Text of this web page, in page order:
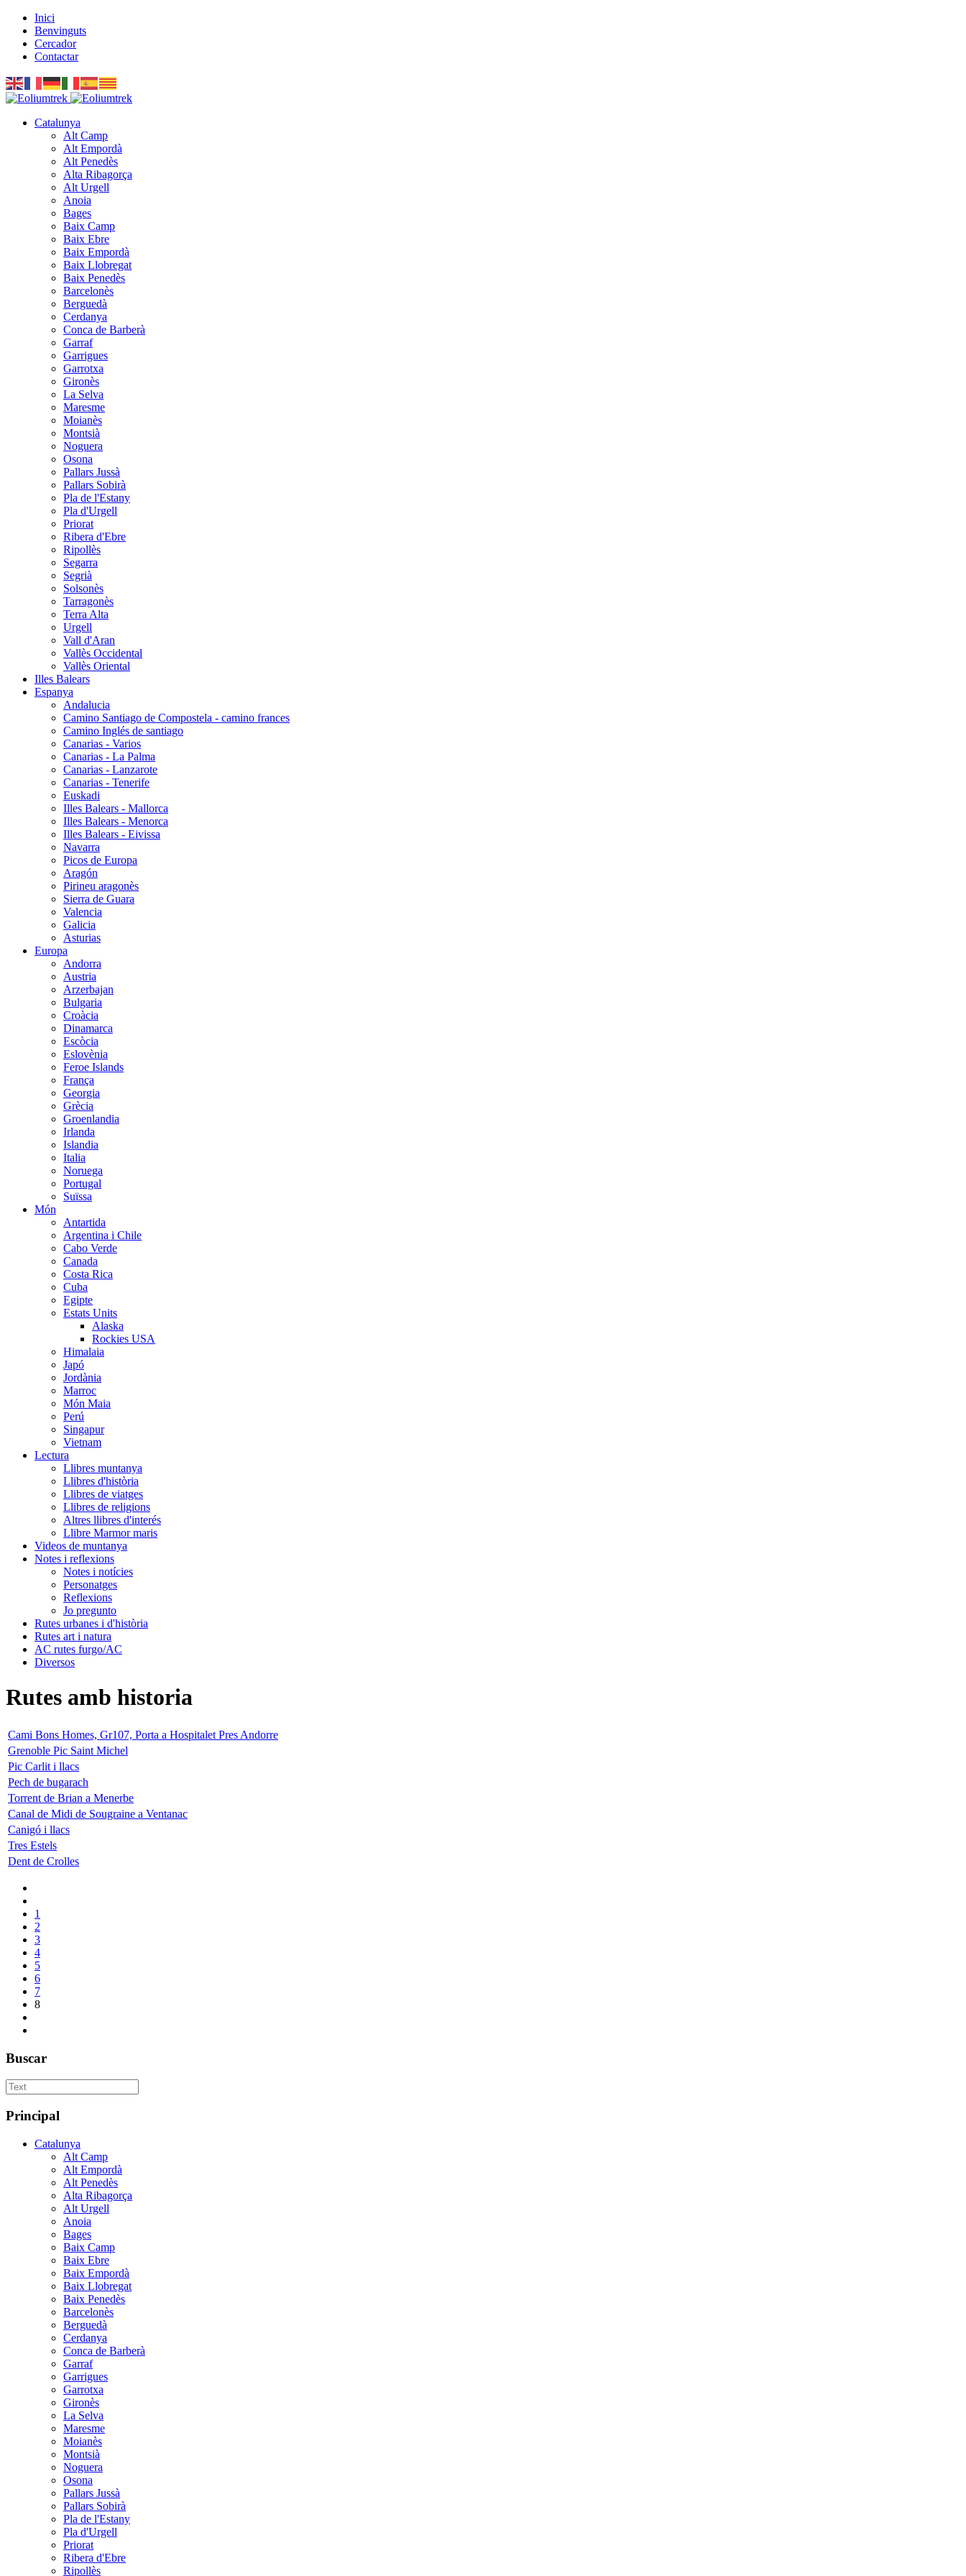
Inici
Benvinguts
Cercador
Contactar
Catalunya
Alt Camp
Alt Empordà
Alt Penedès
Alta Ribagorça
Alt Urgell
Anoia
Bages
Baix Camp
Baix Ebre
Baix Empordà
Baix Llobregat
Baix Penedès
Barcelonès
Berguedà
Cerdanya
Conca de Barberà
Garraf
Garrigues
Garrotxa
Gironès
La Selva
Maresme
Moianès
Montsià
Noguera
Osona
Pallars Jussà
Pallars Sobirà
Pla de l'Estany
Pla d'Urgell
Priorat
Ribera d'Ebre
Ripollès
Segarra
Segrià
Solsonès
Tarragonès
Terra Alta
Urgell
Vall d'Aran
Vallès Occidental
Vallès Oriental
Illes Balears
Espanya
Andalucia
Camino Santiago de Compostela - camino frances
Camino Inglés de santiago
Canarias - Varios
Canarias - La Palma
Canarias - Lanzarote
Canarias - Tenerife
Euskadi
Illes Balears - Mallorca
Illes Balears - Menorca
Illes Balears - Eivissa
Navarra
Picos de Europa
Aragón
Pirineu aragonès
Sierra de Guara
Valencia
Galicia
Asturias
Europa
Andorra
Austria
Arzerbajan
Bulgaria
Croàcia
Dinamarca
Escòcia
Eslovènia
Feroe Islands
França
Georgia
Grècia
Groenlandia
Irlanda
Islandia
Italia
Noruega
Portugal
Suïssa
Món
Antartida
Argentina i Chile
Cabo Verde
Canada
Costa Rica
Cuba
Egipte
Estats Units
Alaska
Rockies USA
Himalaia
Japó
Jordània
Marroc
Món Maia
Perú
Singapur
Vietnam
Lectura
Llibres muntanya
Llibres d'història
Llibres de viatges
Llibres de religions
Altres llibres d'interés
Llibre Marmor maris
Videos de muntanya
Notes i reflexions
Notes i notícies
Personatges
Reflexions
Jo pregunto
Rutes urbanes i d'història
Rutes art i natura
AC rutes furgo/AC
Diversos
Rutes amb historia
Cami Bons Homes, Gr107, Porta a Hospitalet Pres Andorre
Grenoble Pic Saint Michel
Pic Carlit i llacs
Pech de bugarach
Torrent de Brian a Menerbe
Canal de Midi de Sougraine a Ventanac
Canigó i llacs
Tres Estels
Dent de Crolles
1
2
3
4
5
6
7
8
Buscar
Principal
Catalunya
Alt Camp
Alt Empordà
Alt Penedès
Alta Ribagorça
Alt Urgell
Anoia
Bages
Baix Camp
Baix Ebre
Baix Empordà
Baix Llobregat
Baix Penedès
Barcelonès
Berguedà
Cerdanya
Conca de Barberà
Garraf
Garrigues
Garrotxa
Gironès
La Selva
Maresme
Moianès
Montsià
Noguera
Osona
Pallars Jussà
Pallars Sobirà
Pla de l'Estany
Pla d'Urgell
Priorat
Ribera d'Ebre
Ripollès